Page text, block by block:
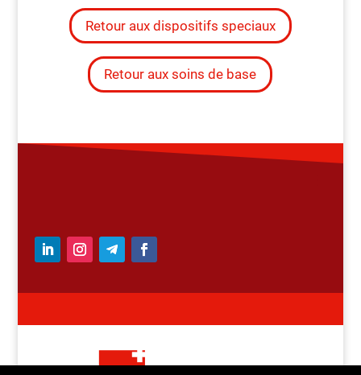
Retour aux dispositifs speciaux
Retour aux soins de base